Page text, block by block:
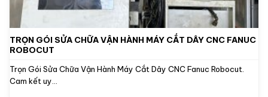
TRỌN GÓI SỬA CHỮA VẬN HÀNH MÁY CẮT DÂY CNC FANUC
ROBOCUT
Trọn Gói Sửa Chữa Vận Hành Máy Cắt Dây CNC Fanuc Robocut.
Cam kết uy...